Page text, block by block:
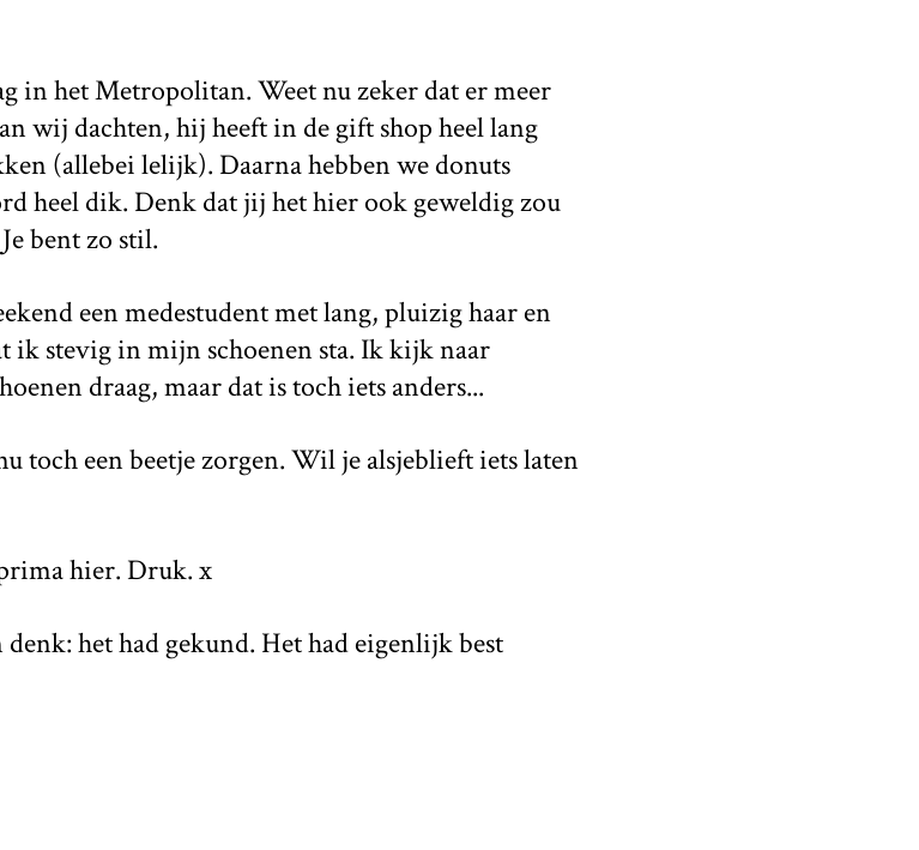
in het Metropolitan. Weet nu zeker dat er meer
wij dachten, hij heeft in de gift shop heel lang
(allebei lelijk). Daarna hebben we donuts
heel dik. Denk dat jij het hier ook geweldig zou
bent zo stil.
een medestudent met lang, pluizig haar en
ik stevig in mijn schoenen sta. Ik kijk naar
draag, maar dat is toch iets anders...
toch een beetje zorgen. Wil je alsjeblieft iets laten
hier. Druk. x
het had gekund. Het had eigenlijk best